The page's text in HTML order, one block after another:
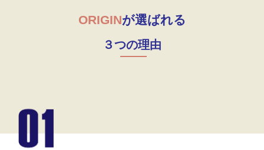
ORIGINが選ばれる
３つの理由